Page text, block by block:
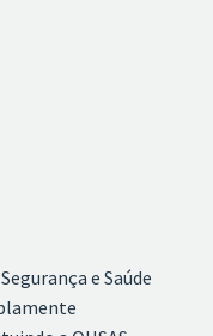
e Saúde